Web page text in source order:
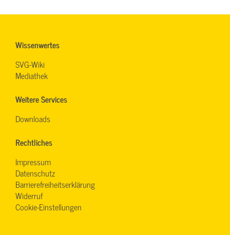
Wissenwertes
SVG-Wiki
Mediathek
Weitere Services
Downloads
Rechtliches
Impressum
Datenschutz
Barrierefreiheitserklärung
Widerruf
Cookie-Einstellungen